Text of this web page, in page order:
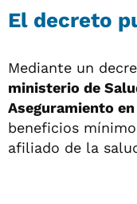
El decreto
Mediante un
ministerio de
Aseguramiento
beneficios
afiliado de la